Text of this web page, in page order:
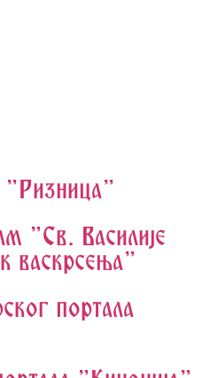
"Ризница"
"Св. Василије
васкрсења"
портала